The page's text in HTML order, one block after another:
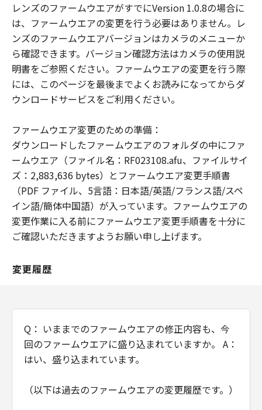
「許諾ソフトウェア」の取扱者および頒布
者は、「許諾ソフトウェア」の使用または
使用不能から生ずるいかなる損害（逸失利
益およびその他の派生的または付随的な損
害を含むがこれらに限定されない）につい
ても一切責任を負わないものとします。た
とえ、キヤノン、キヤノンの子会社、それ
の可能性について知らされていた場合でも
同様です。
(3) キヤノン、キヤノンの子会社、それらの
販売代理店および販売店、並びに、その他
「許諾ソフトウェア」の取扱者および頒布
者は、「許諾ソフトウェア」の使用に起因
または関連してお客様と第三者との間に生
じるいかなる紛争についても、一切責任を
開始』のボタンをクリックした時点で発効
し、下記(2)または(3)により終了されるま
で有効に存続します。
(2) お客様は、お客様が所有するキヤノン
フトウェア」を消去することにより、本契
レンズのファームウエアがすでにVersion 1.0.8の場合に
は、ファームウエアの変更を行う必要はありません。レ
ンズのファームウエアバージョンはカメラのメニューか
ら確認できます。バージョン確認方法はカメラの使用説
明書をご参照ください。ファームウエアの変更を行う際
には、このページを最後までよくお読みになってからダ
ウンロードサービスをご利用ください。
ファームウエア変更のための準備：
ダウンロードしたファームウエアのフォルダの中にファ
ームウエア（ファイル名：RF023108.afu、ファイルサイ
ズ：2,883,636 bytes）とファームウエア変更手順書
（PDF ファイル、5言語：日本語/英語/フランス語/スペ
イン語/簡体中国語）が入っています。ファームウエアの
変更作業に入る前にファームウエア変更手順書を十分に
ご確認いただきますようお願い申し上げます。
変更履歴
Q： いままでのファームウエアの修正内容も、今
回のファームウエアに盛り込まれていますか。 A：
はい、盛り込まれています。
（以下は過去のファームウエアの変更履歴です。）